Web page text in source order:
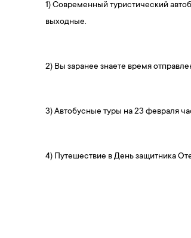
1) Современный туристический
выходные.
2) Вы заранее знаете время
3) Автобусные туры на 23 февраля
4) Путешествие в День защитника